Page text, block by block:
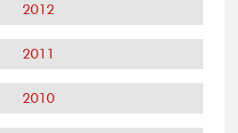
2012
2011
2010